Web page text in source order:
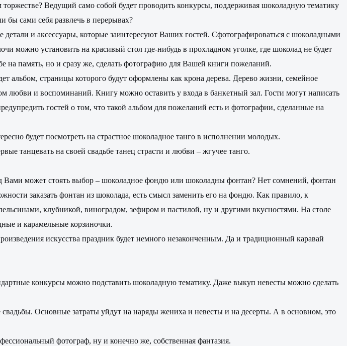
Ведущий само собой будет проводить конкурсы, поддерживая шоколадную тематику
бы сами себя развлечь в перерывах?
и аксессуары, которые заинтересуют Ваших гостей. Сфотографироваться с шоколадными
можно установить на красивый стол где-нибудь в прохладном уголке, где шоколад не будет
на память, но и сразу же, сделать фотографию для Вашей книги пожеланий.
альбом, страницы которого будут оформлены как крона дерева. Дерево жизни, семейное
любви и воспоминаний. Книгу можно оставить у входа в банкетный зал. Гости могут написать
гостей о том, что такой альбом для пожеланий есть и фотографии, сделанные на
будет посмотреть на страстное шоколадное танго в исполнении молодых.
танцевать на своей свадьбе танец страсти и любви – жгучее танго.
Вами может стоять выбор – шоколадное фондю или шоколадны фонтан? Нет сомнений, фонтан
заказать фонтан из шоколада, есть смысл заменить его на фондю. Как правило, к
клубникой, виноградом, зефиром и пастилой, ну и другими вкусностями. На столе
и карамельные корзиночки.
искусства праздник будет немного незаконченным. Да и традиционный каравай
конкурсы можно подставить шоколадную тематику. Даже выкуп невесты можно сделать
Основные затраты уйдут на наряды жениха и невесты и на десерты. А в основном, это
фотограф, ну и конечно же, собственная фантазия.